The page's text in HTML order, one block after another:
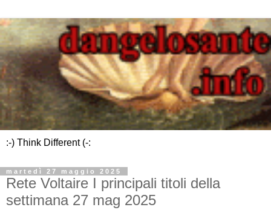
:-) Think Different (-:
martedì 27 maggio 2025
Rete Voltaire I principali titoli della
settimana 27 mag 2025